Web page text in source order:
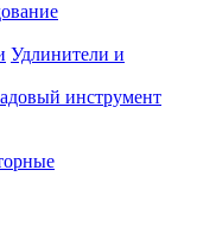
Удлинители и
инструмент